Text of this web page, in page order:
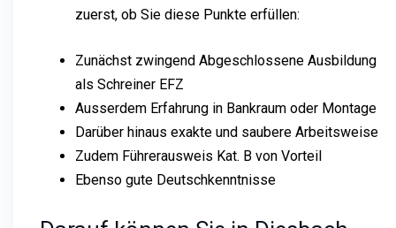
zuerst, ob Sie diese Punkte erfüllen:
Zunächst zwingend Abgeschlossene Ausbildung
als Schreiner EFZ
Ausserdem Erfahrung in Bankraum oder Montage
Darüber hinaus exakte und saubere Arbeitsweise
Zudem Führerausweis Kat. B von Vorteil
Ebenso gute Deutschkenntnisse